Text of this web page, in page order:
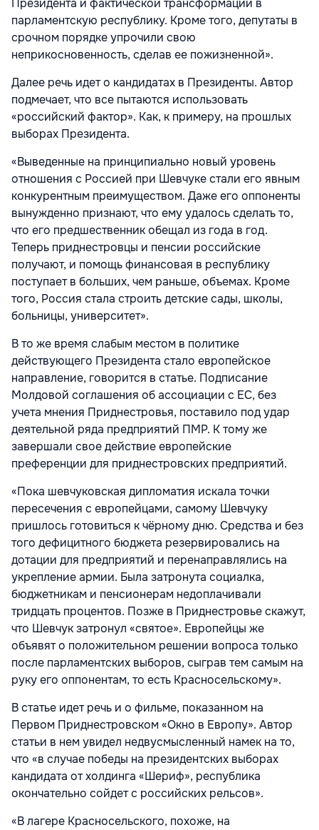
Президента и фактической трансформации в
парламентскую республику. Кроме того, депутаты в
срочном порядке упрочили свою
неприкосновенность, сделав ее пожизненной».
Далее речь идет о кандидатах в Президенты. Автор
подмечает, что все пытаются использовать
«российский фактор». Как, к примеру, на прошлых
выборах Президента.
«Выведенные на принципиально новый уровень
отношения с Россией при Шевчуке стали его явным
конкурентным преимуществом. Даже его оппоненты
вынужденно признают, что ему удалось сделать то,
что его предшественник обещал из года в год.
Теперь приднестровцы и пенсии российские
получают, и помощь финансовая в республику
поступает в больших, чем раньше, объемах. Кроме
того, Россия стала строить детские сады, школы,
больницы, университет».
В то же время слабым местом в политике
действующего Президента стало европейское
направление, говорится в статье. Подписание
Молдовой соглашения об ассоциации с ЕС, без
учета мнения Приднестровья, поставило под удар
деятельной ряда предприятий ПМР. К тому же
завершали свое действие европейские
преференции для приднестровских предприятий.
«Пока шевчуковская дипломатия искала точки
пересечения с европейцами, самому Шевчуку
пришлось готовиться к чёрному дню. Средства и без
того дефицитного бюджета резервировались на
дотации для предприятий и перенаправлялись на
укрепление армии. Была затронута социалка,
бюджетникам и пенсионерам недоплачивали
тридцать процентов. Позже в Приднестровье скажут,
что Шевчук затронул «святое». Европейцы же
объявят о положительном решении вопроса только
после парламентских выборов, сыграв тем самым на
руку его оппонентам, то есть Красносельскому».
В статье идет речь и о фильме, показанном на
Первом Приднестровском «Окно в Европу». Автор
статьи в нем увидел недвусмысленный намек на то,
что «в случае победы на президентских выборах
кандидата от холдинга «Шериф», республика
окончательно сойдет с российских рельсов».
«В лагере Красносельского, похоже, на